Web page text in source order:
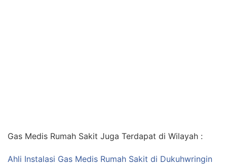
Gas Medis Rumah Sakit Juga Terdapat di Wilayah :
Ahli Instalasi Gas Medis Rumah Sakit di Dukuhwringin